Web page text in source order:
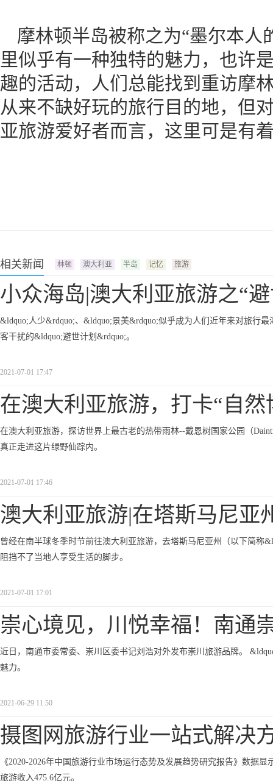
摩林顿半岛被称之为“墨尔本人
里似乎有一种独特的魅力，也许
趣的活动，人们总能找到重访摩
从来不缺好玩的旅行目的地，但
亚旅游爱好者而言，这里可是有
相关新闻 林顿 澳大利亚 半岛 记忆 旅游
小众海岛|澳大利亚旅游之“
&ldquo;人少&rdquo;、&ldquo;景美&rdquo;似乎成为人们近年来对旅行
客干扰的&ldquo;避世计划&rdquo;。
2021-07-01 17:47
在澳大利亚旅游，打卡“自然
在澳大利亚旅游，探访世界上最古老的热带雨林--戴恩树国家公园（
真正走进这片绿野仙踪内。
2021-07-01 17:46
澳大利亚旅游|在塔斯马尼亚
曾经在南半球冬季时节前往澳大利亚旅游，去塔斯马尼亚州（以下简称
阻挡不了当地人享受生活的脚步。
2021-07-01 17:01
崇心境见，川悦幸福！南通
近日，南通市委常委、崇川区委书记刘浩对外发布崇川旅游品牌。
魅力。
2021-06-29 11:50
摄图网旅游行业一站式解决
《2020-2026年中国旅游行业市场运行态势及发展趋势研究报告》数据
旅游收入475.6亿元。